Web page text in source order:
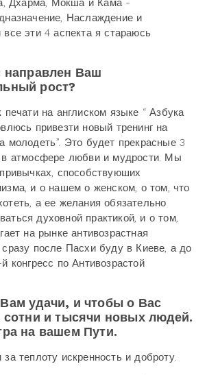
Наслаждение и
эти 4 аспекта я стараюсь
направлен Ваш
рост?
печати на англиском языке “ Азбука
привезти новый тренинг на
молодеть”. Это будет прекрасные 3
в атмосфере любви и мудрости. Мы
способствуюших
и о нашем о женском, о том, что
а ее желания обязательно
духовной практикой, и о том,
на рынке антивозрастная
после Пасхи буду в Киеве, а до
конгресс по Антивозрастой
удачи, и чтобы о Вас
сотни и тысячи новых людей.
на вашем Пути.
теплоту искренность и доброту.